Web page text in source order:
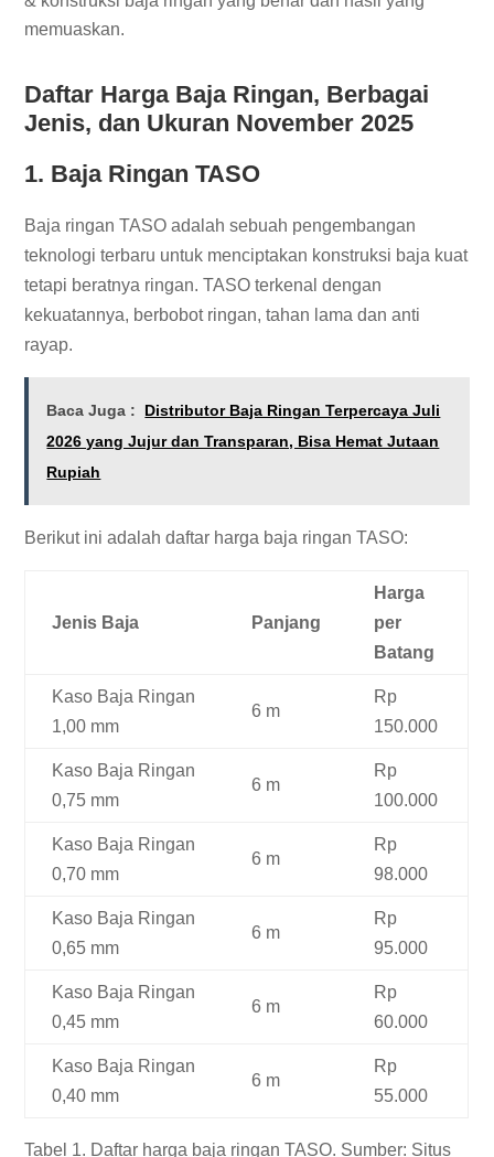
memuaskan.
Daftar Harga Baja Ringan, Berbagai
Jenis, dan Ukuran November 2025
1. Baja Ringan TASO
Baja ringan TASO adalah sebuah pengembangan
teknologi terbaru untuk menciptakan konstruksi baja kuat
tetapi beratnya ringan. TASO terkenal dengan
kekuatannya, berbobot ringan, tahan lama dan anti
rayap.
Baca Juga :
Distributor Baja Ringan Terpercaya Juli
2026 yang Jujur dan Transparan, Bisa Hemat Jutaan
Rupiah
Berikut ini adalah daftar harga baja ringan TASO:
Jenis Baja Panjang
Harga
per
Batang
Kaso Baja Ringan
1,00 mm
6 m
Rp
150.000
Kaso Baja Ringan
0,75 mm
6 m
Rp
100.000
Kaso Baja Ringan
0,70 mm
6 m
Rp
98.000
Kaso Baja Ringan
0,65 mm
6 m
Rp
95.000
Kaso Baja Ringan
0,45 mm
6 m
Rp
60.000
Kaso Baja Ringan
0,40 mm
6 m
Rp
55.000
Tabel 1. Daftar harga baja ringan TASO. Sumber: Situs